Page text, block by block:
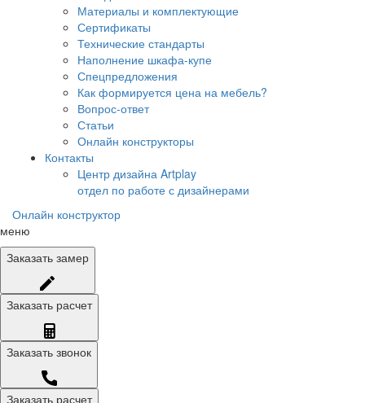
Материалы и комплектующие
Сертификаты
Технические стандарты
Наполнение шкафа-купе
Спецпредложения
Как формируется цена на мебель?
Вопрос-ответ
Статьи
Онлайн конструкторы
Контакты
Центр дизайна Artplay
отдел по работе с дизайнерами
Онлайн конструктор
меню
Заказать замер
Заказать расчет
Заказать звонок
Заказать расчет